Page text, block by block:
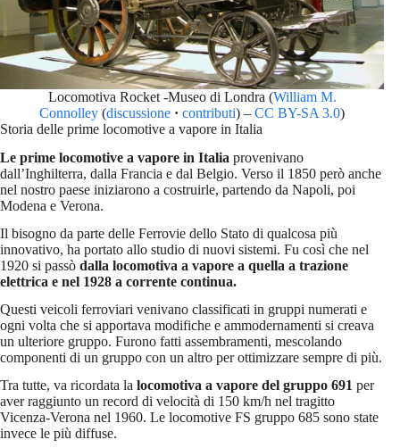
Locomotiva Rocket -Museo di Londra (William M.
Connolley (discussione · contributi) –CC BY-SA 3.0)
Storia delle prime locomotive a vapore in Italia
Le prime locomotive a vapore in Italia provenivano
dall’Inghilterra, dalla Francia e dal Belgio. Verso il 1850 però anche
nel nostro paese iniziarono a costruirle, partendo da Napoli, poi
Modena e Verona.
Il bisogno da parte delle Ferrovie dello Stato di qualcosa più
innovativo, ha portato allo studio di nuovi sistemi. Fu così che nel
1920 si passò dalla locomotiva a vapore a quella a trazione
elettrica e nel 1928 a corrente continua.
Questi veicoli ferroviari venivano classificati in gruppi numerati e
ogni volta che si apportava modifiche e ammodernamenti si creava
un ulteriore gruppo. Furono fatti assembramenti, mescolando
componenti di un gruppo con un altro per ottimizzare sempre di più.
Tra tutte, va ricordata la locomotiva a vapore del gruppo 691 per
aver raggiunto un record di velocità di 150 km/h nel tragitto
Vicenza-Verona nel 1960. Le locomotive FS gruppo 685 sono state
invece le più diffuse.